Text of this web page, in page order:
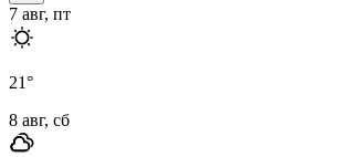
7 авг, пт
21°
8 авг, сб